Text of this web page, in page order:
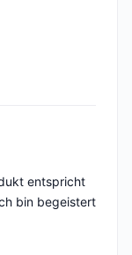
entspricht
bin begeistert